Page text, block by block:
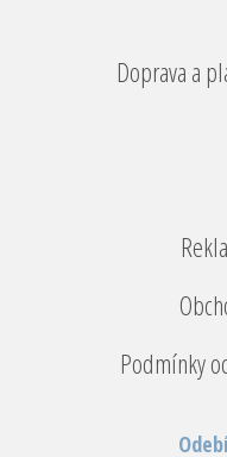
Doprava a
Podmínky